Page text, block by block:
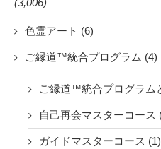
色霊アート (6)
ご縁道™統合プログラム (4)
ご縁道™統合プログラム
自己再会マスターコース
ガイドマスターコース (1)